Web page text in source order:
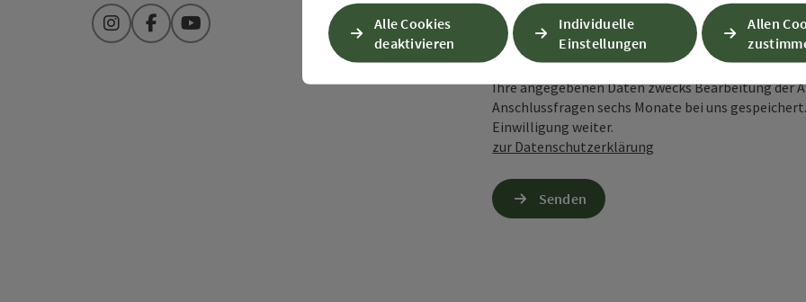
InstagramFacebookYouTube
Absenden des Formulars werden die dafür
ist eine Kontaktaufnahme jederzeit per E-
Wenn Sie per Formular auf der Website oder per
Ihre angegebenen Daten zwecks Bearbeitung der
Anschlussfragen sechs Monate bei uns
Einwilligung weiter.
zur Datenschutzerklärung
Senden
Alle Cookies
deaktivieren
Individuelle
Einstellungen
Allen